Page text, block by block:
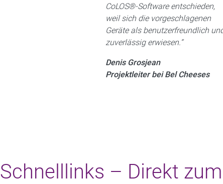
CoLOS®-Software entschieden,
weil sich die vorgeschlagenen
Geräte als benutzerfreundlich
zuverlässig erwiesen.“
Denis Grosjean
Projektleiter bei Bel Cheeses
Schnelllinks – Direkt